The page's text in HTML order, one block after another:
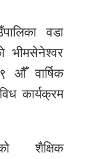
वडा
भीमसेनेश्वर
औँ वार्षिक
कार्यक्रम
शैक्षिक